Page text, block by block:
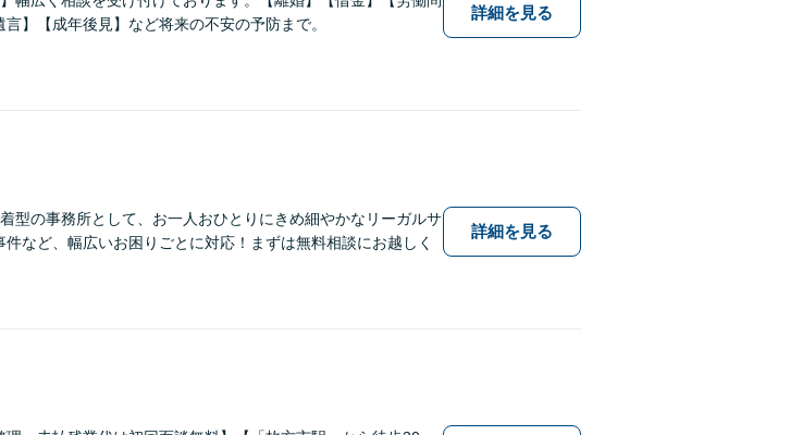
】【成年後見】など将来の不安の予防まで。
詳細を見る
型の事務所として、お一人おひとりにきめ細やかなリーガルサ
など、幅広いお困りごとに対応！まずは無料相談にお越しく
詳細を見る